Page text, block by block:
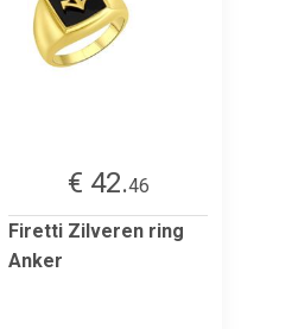
€ 42.46
Firetti Zilveren ring
Anker